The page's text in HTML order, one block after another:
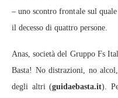
– uno scontro frontale sul
il decesso di quattro persone.
Anas, società del Gruppo Fs
Basta! No distrazioni, no
degli altri (guidaebasta.it).